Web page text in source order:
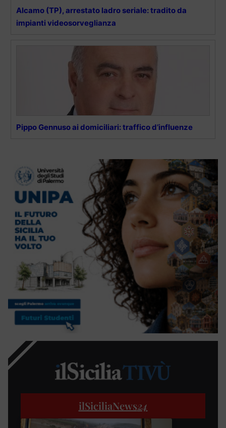
Alcamo (TP), arrestato ladro seriale: tradito da
impianti videosorveglianza
Pippo Gennuso ai domiciliari: traffico d’influenze
ilSiciliaNews24